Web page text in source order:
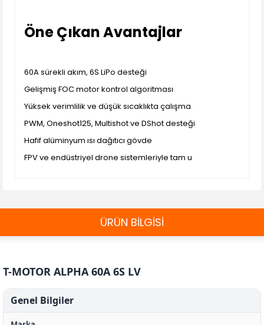
Öne Çıkan Avantajlar
60A sürekli akım, 6S LiPo desteği
Gelişmiş FOC motor kontrol algoritması
Yüksek verimlilik ve düşük sıcaklıkta çalışma
PWM, Oneshot125, Multishot ve DShot desteği
Hafif alüminyum ısı dağıtıcı gövde
FPV ve endüstriyel drone sistemleriyle tam u
ÜRÜN BİLGİSİ
T-MOTOR ALPHA 60A 6S LV
Genel Bilgiler